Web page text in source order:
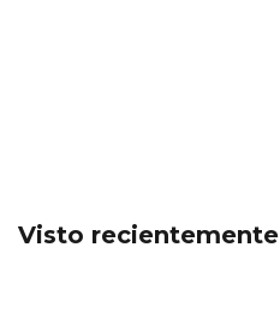
Visto recientemente